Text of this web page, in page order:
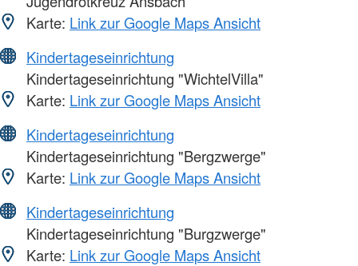
Karte: Link zur Google Maps Ansicht
Kindertageseinrichtung
Kindertageseinrichtung "WichtelVilla"
Karte: Link zur Google Maps Ansicht
Kindertageseinrichtung
Kindertageseinrichtung "Bergzwerge"
Karte: Link zur Google Maps Ansicht
Kindertageseinrichtung
Kindertageseinrichtung "Burgzwerge"
Karte: Link zur Google Maps Ansicht